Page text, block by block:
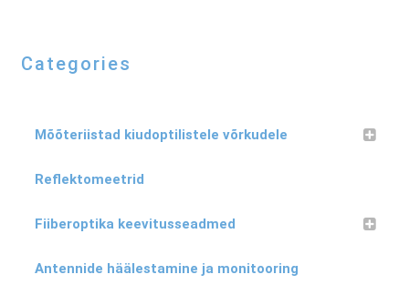
Categories
Mõõteriistad kiudoptilistele võrkudele
Reflektomeetrid
Fiiberoptika keevitusseadmed
Antennide häälestamine ja monitooring